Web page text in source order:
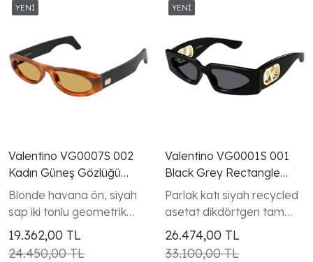
Valentino VG0007S 002
Kadın Güneş Gözlüğü
Havana Siyah
Blonde havana ön, siyah
sap iki tonlu geometrik
geri dönüştürülmüş asetat
19.362,00 TL
24.450,00 TL
Valentino VG0001S 001
Black Grey Rectangle
VLogo Gunes Gozlugu
Parlak katı siyah recycled
asetat dikdörtgen tam
kenarlı çerçeve V Logo
koleksiyonu kadın modeli
26.474,00 TL
33.100,00 TL